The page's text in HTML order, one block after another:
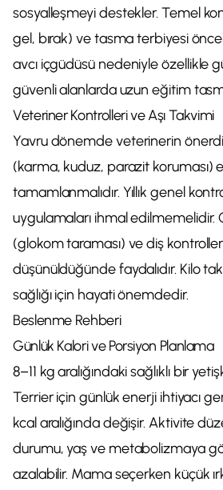
sosyalleşmeyi destekler. Temel
gel, bırak) ve tasma terbiyesi
avcı içgüdüsü nedeniyle özellikle
güvenli alanlarda uzun eğitim
Veteriner Kontrolleri ve Aşı Takvimi
Yavru dönemde veterinerin
(karma, kuduz, parazit koruması)
tamamlanmalıdır. Yıllık genel
uygulamaları ihmal edilmemelidir.
(glokom taraması) ve diş
düşünüldüğünde faydalıdır. Kilo
sağlığı için hayati önemdedir.
Beslenme Rehberi
Günlük Kalori ve Porsiyon Planlama
8–11 kg aralığındaki sağlıklı bir
Terrier için günlük enerji ihtiyacı
kcal aralığında değişir. Aktivite
durumu, yaş ve metabolizmaya
azalabilir. Mama seçerken küçük